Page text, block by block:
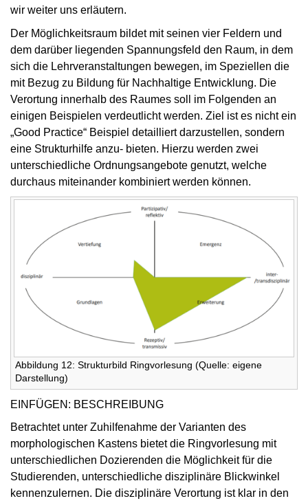
wir weiter uns erläutern.
Der Möglichkeitsraum bildet mit seinen vier Feldern und
dem darüber liegenden Spannungsfeld den Raum, in dem
sich die Lehrveranstaltungen bewegen, im Speziellen die
mit Bezug zu Bildung für Nachhaltige Entwicklung. Die
Verortung innerhalb des Raumes soll im Folgenden an
einigen Beispielen verdeutlicht werden. Ziel ist es nicht ein
„Good Practice“ Beispiel detailliert darzustellen, sondern
eine Strukturhilfe anzu- bieten. Hierzu werden zwei
unterschiedliche Ordnungsangebote genutzt, welche
durchaus miteinander kombiniert werden können.
Abbildung 12: Strukturbild Ringvorlesung (Quelle: eigene
Darstellung)
EINFÜGEN: BESCHREIBUNG
Betrachtet unter Zuhilfenahme der Varianten des
morphologischen Kastens bietet die Ringvorlesung mit
unterschiedlichen Dozierenden die Möglichkeit für die
Studierenden, unterschiedliche disziplinäre Blickwinkel
kennenzulernen. Die disziplinäre Verortung ist klar in den